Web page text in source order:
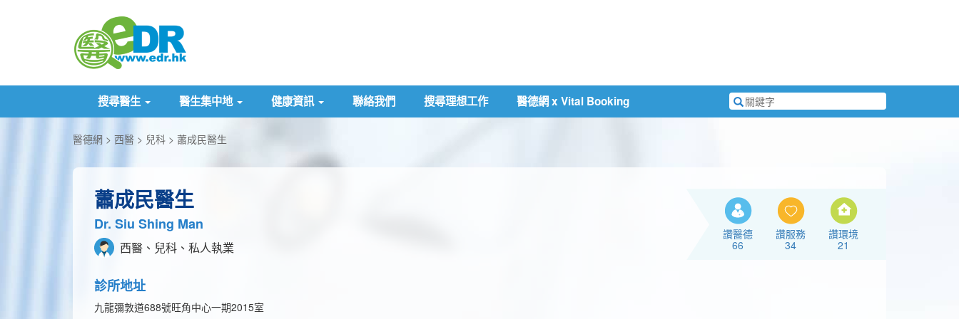
搜尋醫生 醫生集中地 健康資訊 聯絡我們 搜尋理想工作 醫德網 x Vital Booking
搜
尋
醫德網 西醫 兒科 蕭成民醫生
蕭成民醫生
Dr. Siu Shing Man
西醫、兒科、私人執業
診所地址
九龍彌敦道688號旺角中心一期2015室
讚醫德
66
讚服務
34
讚環境
21